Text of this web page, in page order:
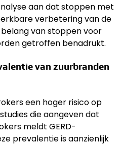
aan dat stoppen met
verbetering van de
van stoppen voor
getroffen benadrukt.
van zuurbranden
een hoger risico op
die aangeven dat
meldt GERD-
prevalentie is aanzienlijk